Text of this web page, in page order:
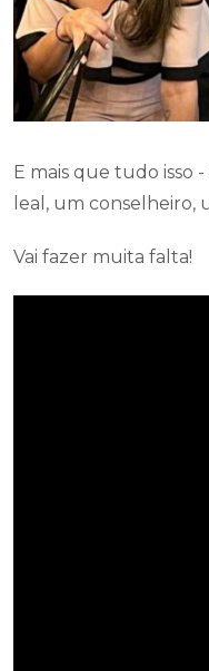
E mais que tudo isso
leal, um conselheiro,
Vai fazer muita falta!